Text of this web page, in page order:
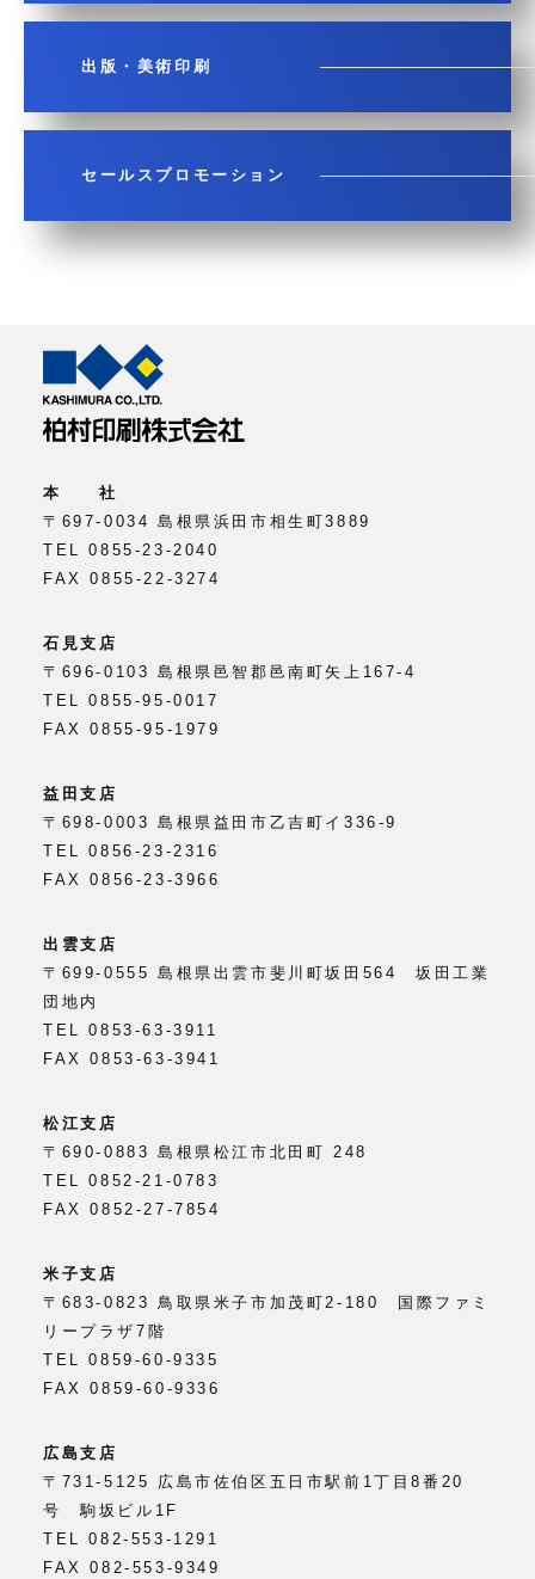
出版・美術印刷
セールスプロモーション
本 社
〒697-0034 島根県浜田市相生町3889
TEL 0855-23-2040
FAX 0855-22-3274
石見支店
〒696-0103 島根県邑智郡邑南町矢上167-4
TEL 0855-95-0017
FAX 0855-95-1979
益田支店
〒698-0003 島根県益田市乙吉町イ336-9
TEL 0856-23-2316
FAX 0856-23-3966
出雲支店
〒699-0555 島根県出雲市斐川町坂田564 坂田工業
団地内
TEL 0853-63-3911
FAX 0853-63-3941
松江支店
〒690-0883 島根県松江市北田町 248
TEL 0852-21-0783
FAX 0852-27-7854
米子支店
〒683-0823 鳥取県米子市加茂町2-180 国際ファミ
リープラザ7階
TEL 0859-60-9335
FAX 0859-60-9336
広島支店
〒731-5125 広島市佐伯区五日市駅前1丁目8番20
号 駒坂ビル1F
TEL 082-553-1291
FAX 082-553-9349